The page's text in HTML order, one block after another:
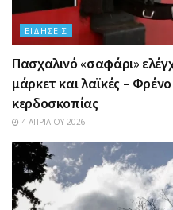
ΕΙΔΉΣΕΙΣ
Πασχαλινό «σαφάρι»
μάρκετ και λαϊκές –
κερδοσκοπίας
4 ΑΠΡΙΛΊΟΥ 2026